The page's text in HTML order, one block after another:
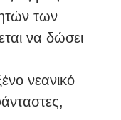
των
να δώσει
νεανικό